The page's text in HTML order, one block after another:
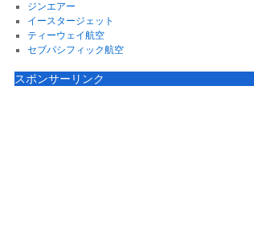
ジンエアー
イースタージェット
ティーウェイ航空
セブパシフィック航空
スポンサーリンク